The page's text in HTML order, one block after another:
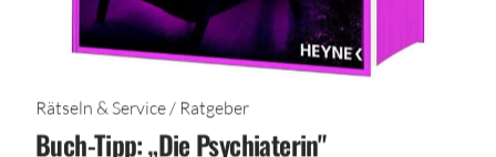
Rätseln & Service / Ratgeber
Buch-Tipp: „Die Psychiaterin"